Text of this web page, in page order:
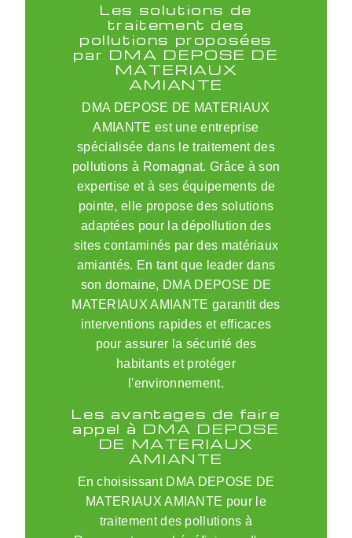
Les solutions de
traitement des
pollutions proposées
par DMA DEPOSE DE
MATERIAUX
AMIANTE
DMA DEPOSE DE MATERIAUX
AMIANTE est une entreprise
spécialisée dans le traitement des
pollutions à Romagnat. Grâce à son
expertise et à ses équipements de
pointe, elle propose des solutions
adaptées pour la dépollution des
sites contaminés par des matériaux
amiantés. En tant que leader dans
son domaine, DMA DEPOSE DE
MATERIAUX AMIANTE garantit des
interventions rapides et efficaces
pour assurer la sécurité des
habitants et protéger
l'environnement.
Les avantages de faire
appel à DMA DEPOSE
DE MATERIAUX
AMIANTE
En choisissant DMA DEPOSE DE
MATERIAUX AMIANTE pour le
traitement des pollutions à